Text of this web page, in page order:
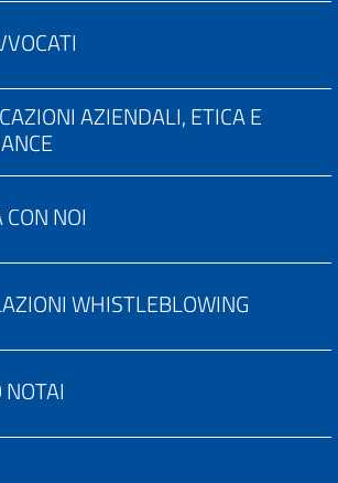
AZIENDALI, ETICA E
NOI
WHISTLEBLOWING
NOTAI